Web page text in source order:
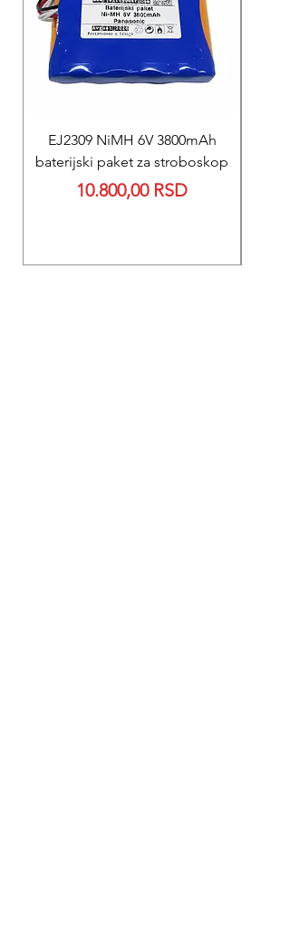
EJ2309 NiMH 6V 3800mAh
baterijski paket za stroboskop
Price
10.800,00 RSD